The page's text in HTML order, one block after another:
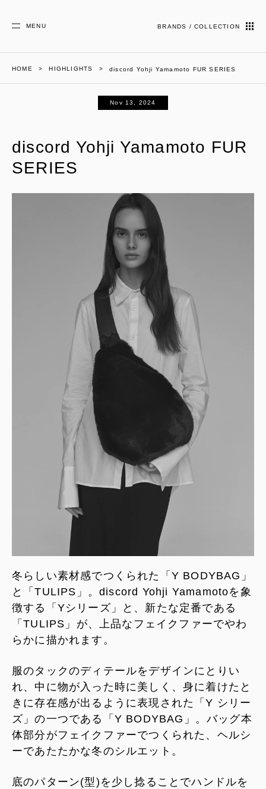
MENU BRANDS / COLLECTION
HOME HIGHLIGHTS discord Yohji Yamamoto FUR SERIES
Nov 13, 2024
discord Yohji Yamamoto FUR
SERIES
冬らしい素材感でつくられた「Y BODYBAG」
と「TULIPS」。discord Yohji Yamamotoを象
徴する「Yシリーズ」と、新たな定番である
「TULIPS」が、上品なフェイクファーでやわ
らかに描かれます。
服のタックのディテールをデザインにとりい
れ、中に物が入った時に美しく、身に着けたと
きに存在感が出るように表現された「Y シリー
ズ」の一つである「Y BODYBAG」。バッグ本
体部分がフェイクファーでつくられた、ヘルシ
ーであたたかな冬のシルエット。
底のパターン(型)を少し捻ることでハンドルを